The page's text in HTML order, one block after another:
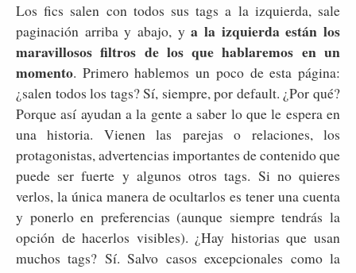
Los fics salen con todos sus tags a la izquierda, sale
paginación arriba y abajo, ya la izquierda están los
maravillosos filtros de los que hablaremos en un
momento. Primero hablemos un poco de esta página:
¿salen todos los tags? Sí, siempre, por default. ¿Por qué?
Porque así ayudan a la gente a saber lo que le espera en
una historia. Vienen las parejas o relaciones, los
protagonistas, advertencias importantes de contenido que
puede ser fuerte y algunos otros tags. Si no quieres
verlos, la única manera de ocultarlos es tener una cuenta
y ponerlo en preferencias (aunque siempre tendrás la
opción de hacerlos visibles). ¿Hay historias que usan
muchos tags? Sí. Salvo casos excepcionales como la